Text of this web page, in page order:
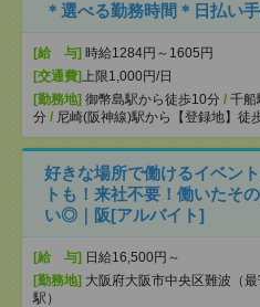
＊選べる勤務時間＊日払い
[給 与] 時給1284円～1605円
[交通費] 上限1,000円/日
[勤務地] 御幣島駅から徒歩10分 / 千船
分 / 尼崎(阪神線)駅から【登録地】徒
好きな場所で働けるイベン
トも！来社不要！働いたそ
い◎｜阪[アルバイト]
[給 与] 日給16,500円～
[勤務地] 大阪府大阪市中央区難波（
駅）